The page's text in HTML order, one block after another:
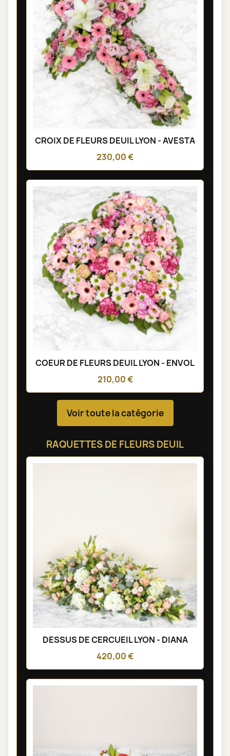
CROIX DE FLEURS DEUIL LYON - AVESTA
230,00 €
COEUR DE FLEURS DEUIL LYON - ENVOL
210,00 €
Voir toute la catégorie
RAQUETTES DE FLEURS DEUIL
DESSUS DE CERCUEIL LYON - DIANA
420,00 €